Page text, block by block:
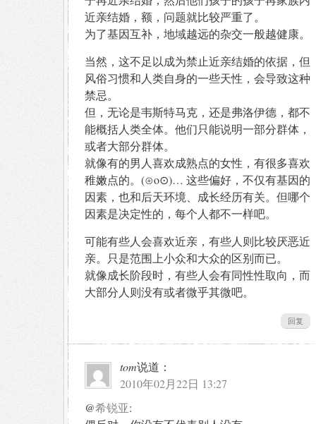
近亲结婚，额，问题就比较严重了。
为了基因互补，地域越远的杂交一般越健康。
当然，这不足以成为禁止近亲结婚的依据，但
风俗习惯和人类自身的一些天性，会导致这种
禁忌。
但，无论是韦斯特马克，还是弗洛伊德，都不
能概括人类全体。他们只能说明一部分群体，
或者大部分群体。
就像有的男人喜欢成熟点的女性，有很多喜欢
稚嫩点的。(⊙o⊙)… 这些偏好，不仅有基因的
因素，也和后天环境、成长经历有关。但哪个
因素是决定性的，每个人都不一样吧。
可能有些人会喜欢近亲，有些人则比较厌恶近
亲。只是范围上小众和大众的区别而已。
就像成长阶段时，有些人会有同性性取向，而
大部分人则没有或者微乎其微吧。
回复
tom说道：
2010年02月22日 13:27
@希锐亚: